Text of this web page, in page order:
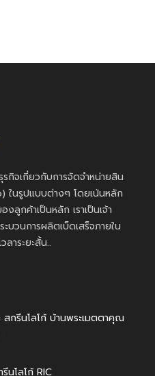
กิจเกี่ยวกับการจัดจำหน่ายสิน
ในรูปแบบต่างๆ โดยเน้นหลัก
งลูกค้าเป็นหลัก เราเป็นเจ้า
บวนการผลิตเบ็ดเสร็จภายใน
ลาระยะสั้น..
กรีนโลโก้ บ้านพระเมตตาคุณ
นโลโก้ RIC